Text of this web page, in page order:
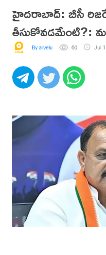
హైదరాబాద్: బీసీ
తీసుకోవడమేంటి?:
By alivelu 60 Jul